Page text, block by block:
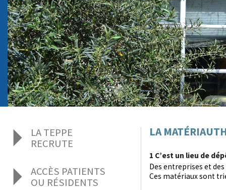
LA TEPPE
RECRUTE
Zoom sur nos métiers
Notre projet social
ACCÈS PATIENTS
OU RÉSIDENTS
LA
1 C’est un lieu de
Des entreprises et
Ces matériaux sont